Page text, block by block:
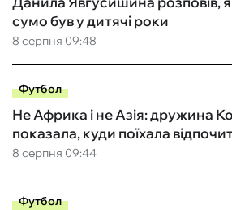
8 серпня 09:48
сумо був у дитячі роки
Футбол
8 серпня 09:44
Не Африка і не Азія: дружина
показала, куди поїхала
Футбол